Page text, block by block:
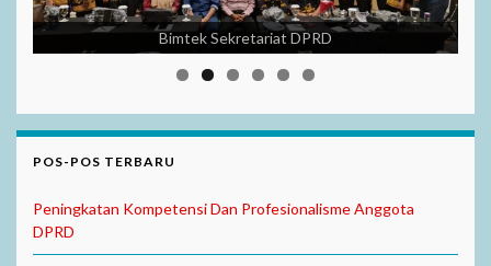
Bimtek Sekretariat DPRD
POS-POS TERBARU
Peningkatan Kompetensi Dan Profesionalisme Anggota
DPRD